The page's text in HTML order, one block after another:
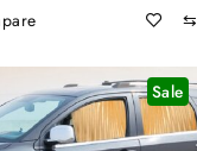
⇆
Sale